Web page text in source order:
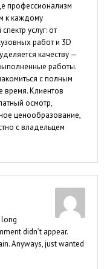
профессионализм
к каждому
услуг: от
работ и 3D
качеству —
работы.
с полным
время. Клиентов
осмотр,
ценообразование,
с владельцем
long
didn’t appear.
Anyways, just wanted